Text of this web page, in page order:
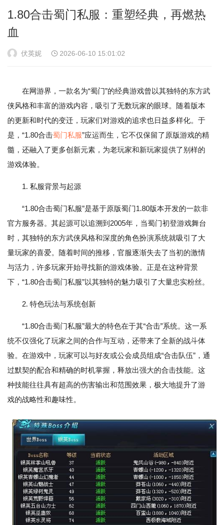
1.80合击蜀门私服：重塑经典，再燃热
血
伏英妮 2026-06-10 15:01:02
在网游界，一款名为“蜀门”的经典游戏曾以其独特的东方武
侠风格和丰富的游戏内容，吸引了无数玩家的眼球。随着版本
的更新和时代的变迁，玩家们对游戏的追求也日益多样化。于
是，“1.80合击蜀门私服”应运而生，它不仅保留了原版游戏的精
髓，还融入了更多创新元素，为老玩家和新玩家提供了别样的
游戏体验。
1. 私服背景与起源
“1.80合击蜀门私服”是基于原版蜀门1.80版本开发的一款非
官方服务器。其起源可以追溯到2005年，当蜀门初登游戏舞台
时，其独特的东方武侠风格和深度的角色扮演系统就吸引了大
量玩家的喜爱。随着时间的推移，官服逐渐失去了当初的激情
与活力，许多玩家开始寻找新的游戏体验。正是在这种背景
下，“1.80合击蜀门私服”以其独特的魅力吸引了大量忠实粉丝。
2. 特色玩法与系统创新
“1.80合击蜀门私服”最大的特色在于其“合击”系统。这一系
统不仅强化了玩家之间的合作与互动，还带来了全新的战斗体
验。在游戏中，玩家可以与好友或公会成员组成“合击队伍”，通
过默契的配合和精确的时机掌握，释放出强大的合击技能。这
种技能往往具有超高的伤害输出和范围效果，极大地提升了游
戏的战略性和趣味性。